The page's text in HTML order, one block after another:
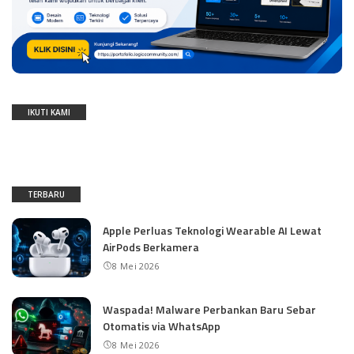
IKUTI KAMI
TERBARU
Apple Perluas Teknologi Wearable AI Lewat
AirPods Berkamera
8 Mei 2026
Waspada! Malware Perbankan Baru Sebar
Otomatis via WhatsApp
8 Mei 2026